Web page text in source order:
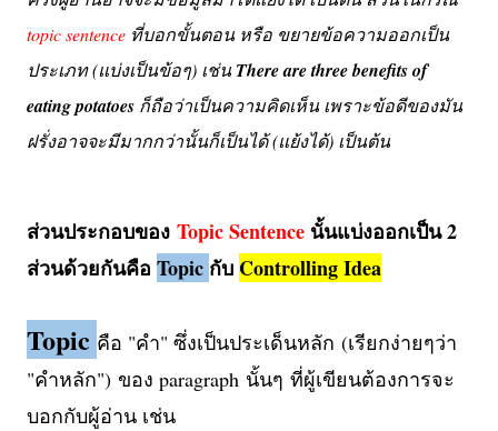
topic sentence ที่บอกขั้นตอน หรือ ขยายข้อความออกเป็น
ประเภท (แบ่งเป็นข้อๆ) เช่น There are three benefits of
eating potatoes ก็ถือว่าเป็นความคิดเห็น เพราะข้อดีของมัน
ฝรั่งอาจจะมีมากกว่านั้นก็เป็นได้ (แย้งได้) เป็นต้น
ส่วนประกอบของ Topic Sentence นั้นแบ่งออกเป็น 2
ส่วนด้วยกันคือ Topic กับ Controlling Idea
Topic คือ "คำ" ซึ่งเป็นประเด็นหลัก (เรียกง่ายๆว่า
"คำหลัก") ของ paragraph นั้นๆ ที่ผู้เขียนต้องการจะ
บอกกับผู้อ่าน เช่น